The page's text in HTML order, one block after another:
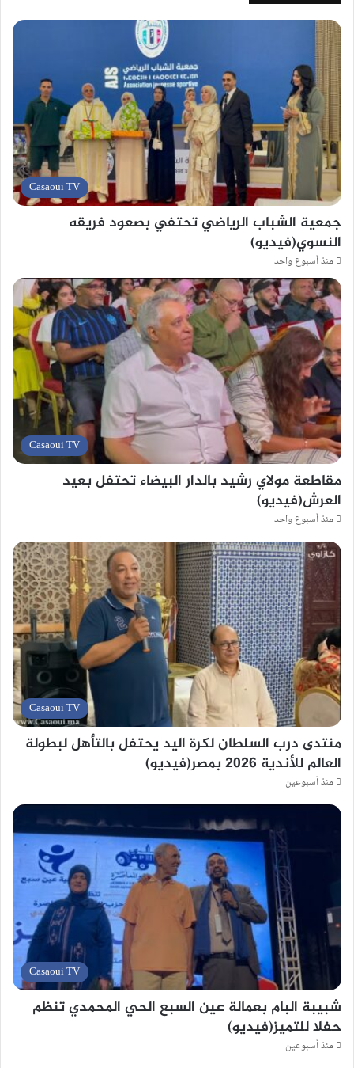
Casaoui TV
جمعية الشباب الرياضي تحتفي بصعود فريقه
النسوي(فيديو)
منذ أسبوع واحد
Casaoui TV
مقاطعة مولاي رشيد بالدار البيضاء تحتفل بعيد
العرش(فيديو)
منذ أسبوع واحد
Casaoui TV
منتدى درب السلطان لكرة اليد يحتفل بالتأهل لبطولة
العالم للأندية 2026 بمصر(فيديو)
منذ أسبوعين
Casaoui TV
شبيبة البام بعمالة عين السبع الحي المحمدي تنظم
حفلا للتميز(فيديو)
منذ أسبوعين